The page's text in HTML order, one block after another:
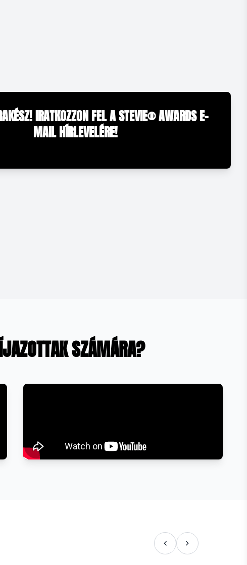
IRATKOZZON FEL A STEVIE® AWARDS E-
MAIL HÍRLEVELÉRE!
SZÁMÁRA?